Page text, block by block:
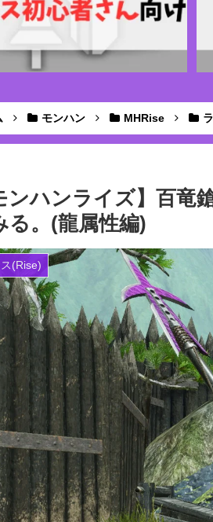
モンハン MHRise
ンハンライズ】百竜
る。(龍属性編)
(Rise)